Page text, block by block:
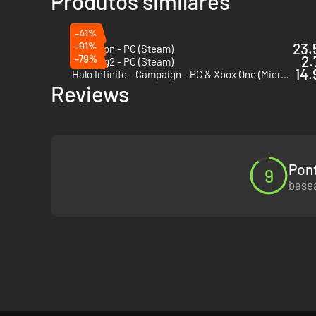
-41%
Marathon - PC (Steam)
-91%
Trepang2 - PC (Steam)
-79%
Halo Infinite - Campaign - PC & Xbox One (Microsoft Store)
Reviews
9